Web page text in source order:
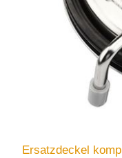
Ersatzdeckel